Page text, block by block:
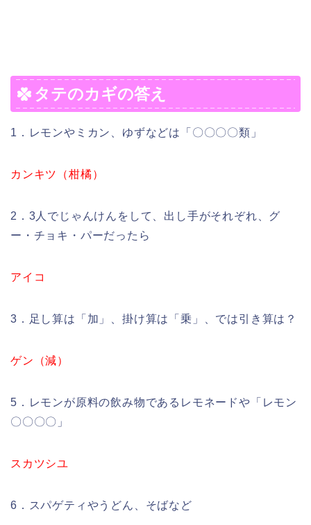
タテのカギの答え
1．レモンやミカン、ゆずなどは「〇〇〇〇類」
カンキツ（柑橘）
2．3人でじゃんけんをして、出し手がそれぞれ、グ
ー・チョキ・パーだったら
アイコ
3．足し算は「加」、掛け算は「乗」、では引き算は？
ゲン（減）
5．レモンが原料の飲み物であるレモネードや「レモン
〇〇〇〇」
スカツシユ
6．スパゲティやうどん、そばなど